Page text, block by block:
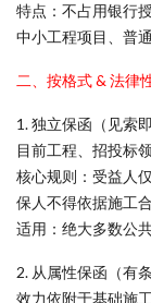
特点：不占用银行
中小工程项目、普
二、按格式 & 法律
1. 独立保函（见索
目前工程、招投标
核心规则：受益人
保人不得依据施工
适用：绝大多数公
2. 从属性保函（有
效力依附于基础施